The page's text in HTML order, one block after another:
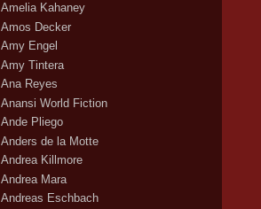
Amelia Kahaney
Amos Decker
Amy Engel
Amy Tintera
Ana Reyes
Anansi World Fiction
Ande Pliego
Anders de la Motte
Andrea Killmore
Andrea Mara
Andreas Eschbach